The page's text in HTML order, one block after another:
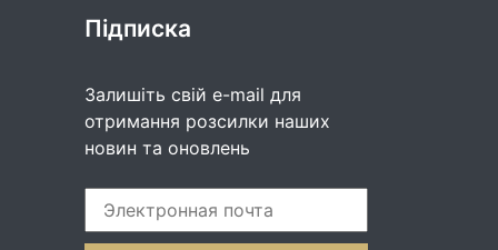
Підписка
Залишіть свій e-mail для
отримання розсилки наших
новин та оновлень